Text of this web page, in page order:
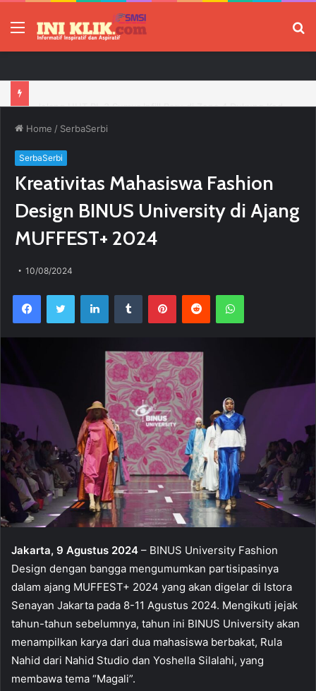
Menu
Home / SerbaSerbi
SerbaSerbi
Kreativitas Mahasiswa Fashion
Design BINUS University di Ajang
MUFFEST+ 2024
10/08/2024
Jakarta, 9 Agustus 2024 – BINUS University Fashion
Design dengan bangga mengumumkan partisipasinya
dalam ajang MUFFEST+ 2024 yang akan digelar di Istora
Senayan Jakarta pada 8-11 Agustus 2024. Mengikuti jejak
tahun-tahun sebelumnya, tahun ini BINUS University akan
menampilkan karya dari dua mahasiswa berbakat, Rula
Nahid dari Nahid Studio dan Yoshella Silalahi, yang
membawa tema “Magali”.